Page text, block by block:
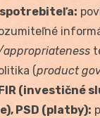
(product
(investičné
PSD (platby):